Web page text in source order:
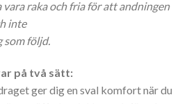
vara raka och fria för att andningen
inte
som följd.
på två sätt:
ger dig en sval komfort när du